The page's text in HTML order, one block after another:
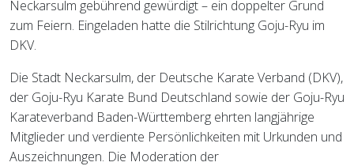
Neckarsulm gebührend gewürdigt – ein doppelter Grund
zum Feiern. Eingeladen hatte die Stilrichtung Goju-Ryu im
DKV.
Die Stadt Neckarsulm, der Deutsche Karate Verband (DKV),
der Goju-Ryu Karate Bund Deutschland sowie der Goju-Ryu
Karateverband Baden-Württemberg ehrten langjährige
Mitglieder und verdiente Persönlichkeiten mit Urkunden und
Auszeichnungen. Die Moderation der